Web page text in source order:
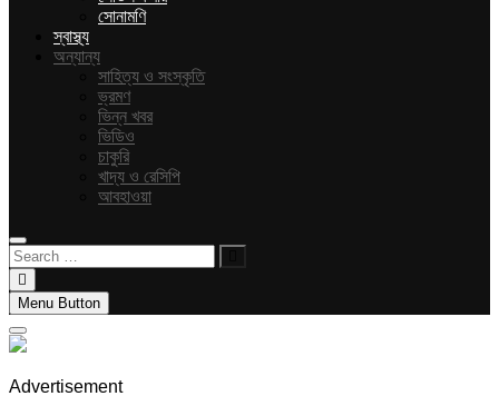
সোনামণি
স্বাস্থ্য
অন্যান্য
সাহিত্য ও সংস্কৃতি
ভ্রমণ
ভিন্ন খবর
ভিডিও
চাকুরি
খাদ্য ও রেসিপি
আবহাওয়া
Search
…
Menu Button
Advertisement